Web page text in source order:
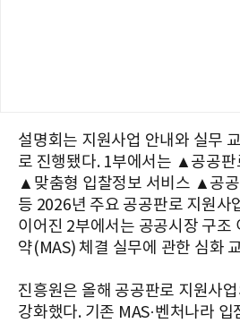
설명회는 지원사업 안내와 실무
로 진행됐다. 1부에서는 ▲공공판
▲맞춤형 입찰정보 서비스 ▲공공
등 2026년 주요 공공판로 지원사
이어진 2부에서는 공공시장 구조
약(MAS) 체결 실무에 관한 심화
진흥원은 올해 공공판로 지원사
강화했다. 기존 MAS·벤처나라